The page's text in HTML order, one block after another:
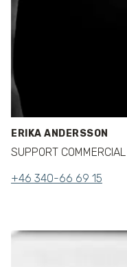
ERIKA ANDERSSON
SUPPORT COMMERCIAL
+46 340-66 69 15